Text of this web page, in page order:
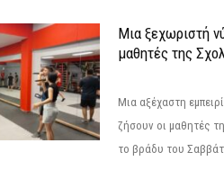
Μια ξεχωριστή
μαθητές της
Μια αξέχαστη
ζήσουν οι μαθητές
το βράδυ του